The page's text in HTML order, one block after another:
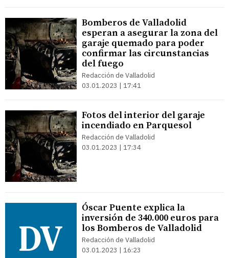
Bomberos de Valladolid
esperan a asegurar la zona del
garaje quemado para poder
confirmar las circunstancias
del fuego
Redacción de Valladolid
03.01.2023 | 17:41
Fotos del interior del garaje
incendiado en Parquesol
Redacción de Valladolid
03.01.2023 | 17:34
Óscar Puente explica la
inversión de 340.000 euros para
los Bomberos de Valladolid
Redacción de Valladolid
03.01.2023 | 16:23